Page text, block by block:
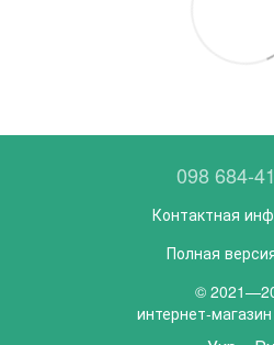
098 684-
Контактная
Полная
©
интернет-